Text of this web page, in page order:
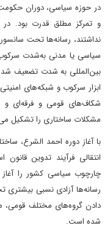
در حوزه سیاسی، دوران حکومت
و تمرکز مطلق قدرت بود. در
نداشتند، رسانه‌ها تحت
سیاسی یا مدنی به‌شدت
بین‌المللی به شدت تضعیف شده
ابزار سرکوب و شبکه‌های
شکاف‌های قومی و فرقه‌ای و
مشکلات ساختاری را تشکیل
با آغاز دوره احمد الشرع،
انتقالی فرآیند تدوین
چارچوب سیاسی کشور را
رسانه‌ها آزادی نسبی
دادن گروه‌های مختلف قومی،
شده است.